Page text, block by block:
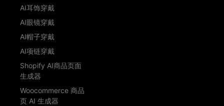
AI耳饰穿戴
AI眼镜穿戴
AI帽子穿戴
AI项链穿戴
Shopify AI商品页面
生成器
Woocommerce 商品
页 AI 生成器